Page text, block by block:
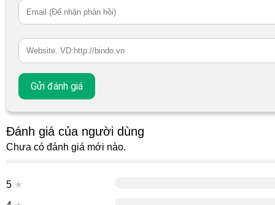
Đánh giá của người dùng
Chưa có đánh giá mới nào.
5 ★